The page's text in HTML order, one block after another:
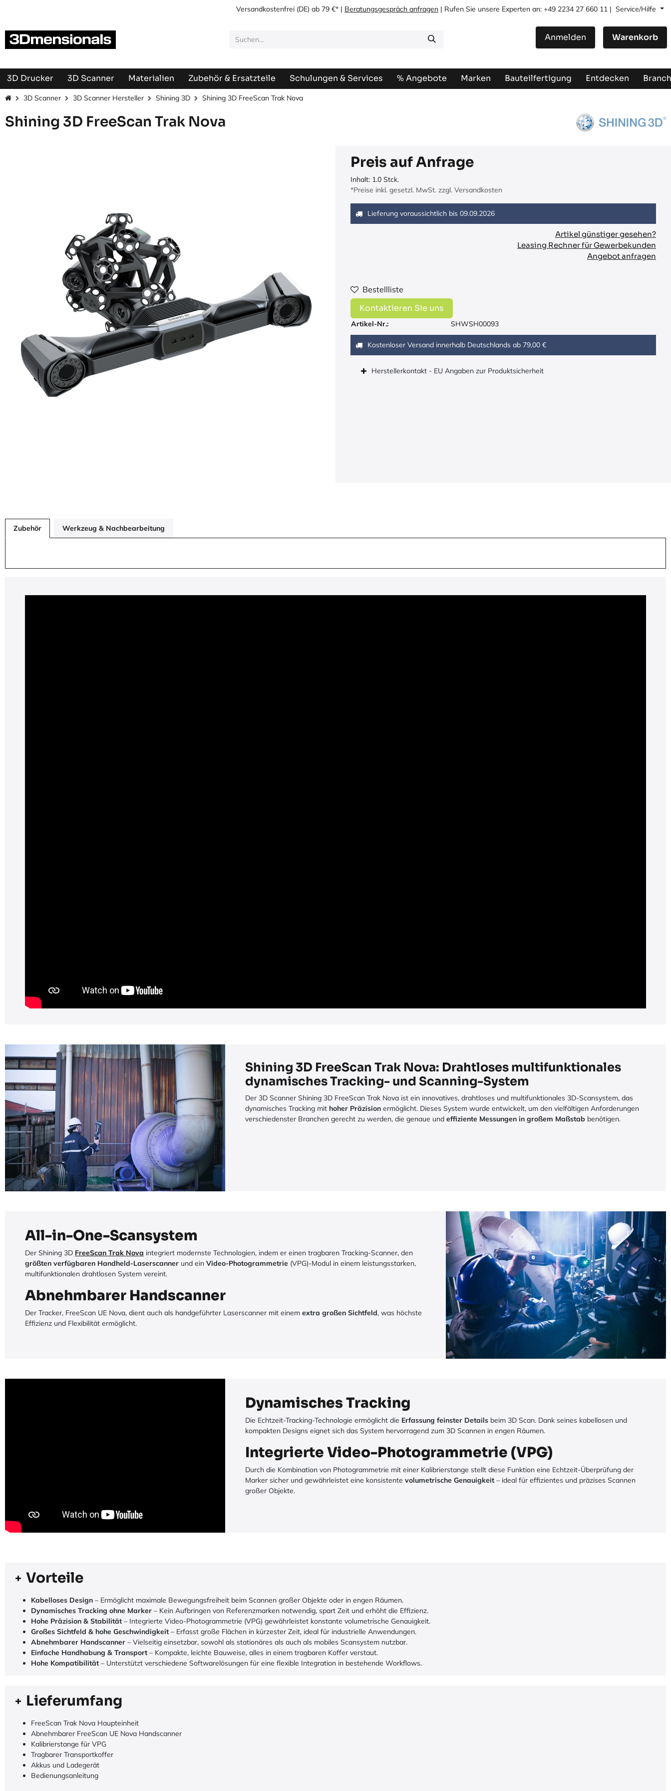
Versandkostenfrei (DE) ab 79 €* | Beratungsgespräch anfragen | Rufen Sie unsere Experten an: +49 2234 27 660 11 | Service/Hilfe
Anmelden Warenkorb
3D Drucker 3D Scanner Materialien Zubehör & Ersatzteile Schulungen & Services % Angebote Marken Bauteilfertigung Entdecken
3D Scanner 3D Scanner Hersteller Shining 3D Shining 3D FreeScan Trak Nova
Shining 3D FreeScan Trak Nova
Preis auf Anfrage
Inhalt: 1.0 Stck.
*Preise inkl. gesetzl. MwSt. zzgl. Versandkosten
Lieferung voraussichtlich bis 09.09.2026
Artikel günstiger gesehen?
Leasing Rechner für Gewerbekunden
Angebot anfragen
Bestellliste
Kontaktieren Sie uns
Artikel-Nr.: SHWSH00093
Kostenloser Versand innerhalb Deutschlands ab 79,00 €
Herstellerkontakt - EU Angaben zur Produktsicherheit
Zubehör Werkzeug & Nachbearbeitung
Shining 3D FreeScan Trak Nova: Drahtloses multifunktionales
dynamisches Tracking- und Scanning-System
Der 3D Scanner Shining 3D FreeScan Trak Nova ist ein innovatives, drahtloses und multifunktionales 3D-Scansystem, das
dynamisches Tracking mit hoher Präzision ermöglicht. Dieses System wurde entwickelt, um den vielfältigen Anforderungen
verschiedenster Branchen gerecht zu werden, die genaue undeffiziente Messungen in großem Maßstab benötigen.
All-in-One-Scansystem
Der Shining 3D FreeScan Trak Nova integriert modernste Technologien, indem er einen tragbaren Tracking-Scanner, den
größten verfügbaren Handheld-Laserscanner und ein Video-Photogrammetrie (VPG)-Modul in einem leistungsstarken,
multifunktionalen drahtlosen System vereint.
Abnehmbarer Handscanner
Der Tracker, FreeScan UE Nova, dient auch als handgeführter Laserscanner mit einem extra großen Sichtfeld, was höchste
Effizienz und Flexibilität ermöglicht. ​
Dynamisches Tracking
Die Echtzeit-Tracking-Technologie ermöglicht die Erfassung feinster Details beim 3D Scan. Dank seines kabellosen und
kompakten Designs eignet sich das System hervorragend zum 3D Scannen in engen Räumen.
Integrierte Video-Photogrammetrie (VPG)
Durch die Kombination von Photogrammetrie mit einer Kalibrierstange stellt diese Funktion eine Echtzeit-Überprüfung der
Marker sicher und gewährleistet eine konsistentevolumetrische Genauigkeit – ideal für effizientes und präzises Scannen
großer Objekte.
Vorteile
Kabelloses Design – Ermöglicht maximale Bewegungsfreiheit beim Scannen großer Objekte oder in engen Räumen.
Dynamisches Tracking ohne Marker – Kein Aufbringen von Referenzmarken notwendig, spart Zeit und erhöht die Effizienz.
Hohe Präzision & Stabilität – Integrierte Video-Photogrammetrie (VPG) gewährleistet konstante volumetrische Genauigkeit.
Großes Sichtfeld & hohe Geschwindigkeit – Erfasst große Flächen in kürzester Zeit, ideal für industrielle Anwendungen.
Abnehmbarer Handscanner – Vielseitig einsetzbar, sowohl als stationäres als auch als mobiles Scansystem nutzbar.
Einfache Handhabung & Transport – Kompakte, leichte Bauweise, alles in einem tragbaren Koffer verstaut.
Hohe Kompatibilität – Unterstützt verschiedene Softwarelösungen für eine flexible Integration in bestehende Workflows.
Lieferumfang
FreeScan Trak Nova Haupteinheit​
Abnehmbarer FreeScan UE Nova Handscanner​
Kalibrierstange für VPG​
Tragbarer Transportkoffer​
Akkus und Ladegerät​
Bedienungsanleitung